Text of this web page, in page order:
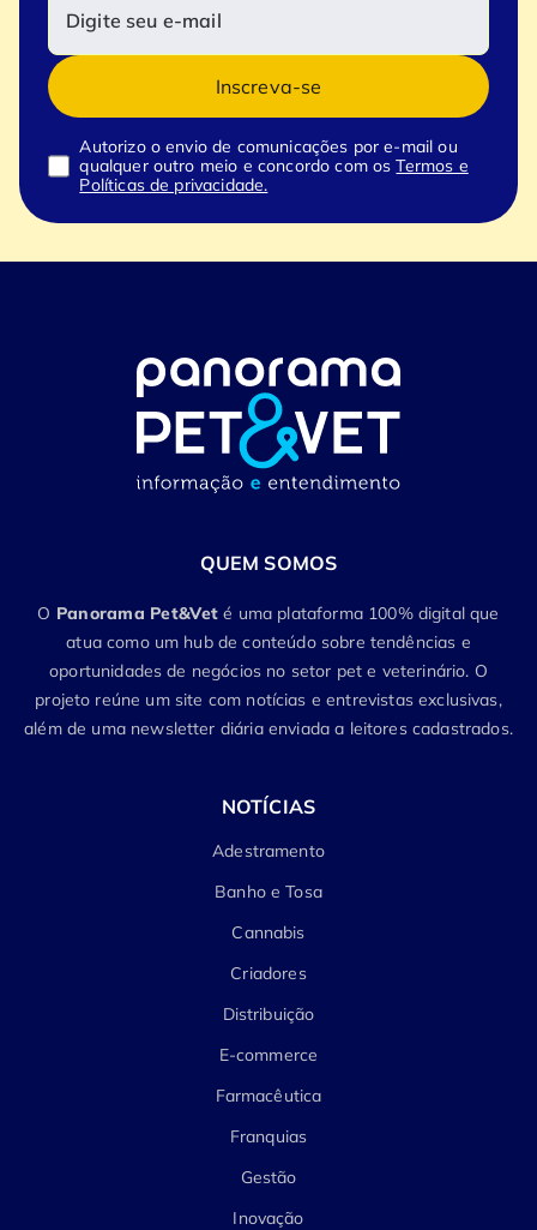
Inscreva-se
Autorizo o envio de comunicações por e-mail ou
qualquer outro meio e concordo com osTermos e
Políticas de privacidade.
QUEM SOMOS
O Panorama Pet&Vet é uma plataforma 100% digital que
atua como um hub de conteúdo sobre tendências e
oportunidades de negócios no setor pet e veterinário. O
projeto reúne um site com notícias e entrevistas exclusivas,
além de uma newsletter diária enviada a leitores cadastrados.
NOTÍCIAS
Adestramento
Banho e Tosa
Cannabis
Criadores
Distribuição
E-commerce
Farmacêutica
Franquias
Gestão
Inovação